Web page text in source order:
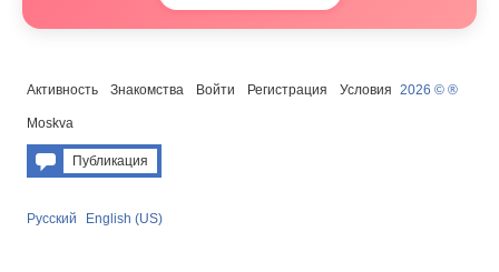
Активность Знакомства Войти Регистрация Условия 2026 © ®
Moskva
Публикация
Русский English (US)